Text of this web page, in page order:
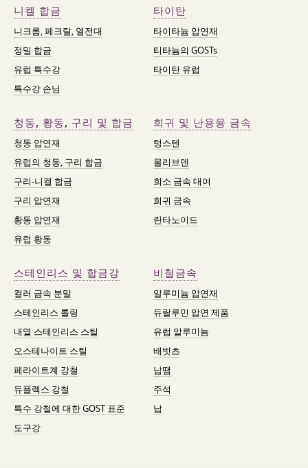
니켈 합금
니크롬, 페크랄, 열전대
정밀 합금
유럽 특수강
특수강 손님
타이탄
타이타늄 압연재
티타늄의 GOSTs
타이탄 유럽
청동, 황동, 구리 및 합금
청동 압연재
유럽의 청동, 구리 합금
구리-니켈 합금
구리 압연재
황동 압연재
유럽 황동
희귀 및 난용융 금속
텅스텐
몰리브덴
희소 금속 대여
희귀 금속
란타노이드
스테인리스 및 합금강
컬러 금속 분말
스테인리스 롤링
내열 스테인리스 스틸
오스테나이트 스틸
페라이트계 강철
듀플렉스 강철
특수 강철에 대한 GOST 표준
도구강
비철금속
알루미늄 압연재
듀랄루민 압연 제품
유럽 알루미늄
배빗츠
납땜
주석
납